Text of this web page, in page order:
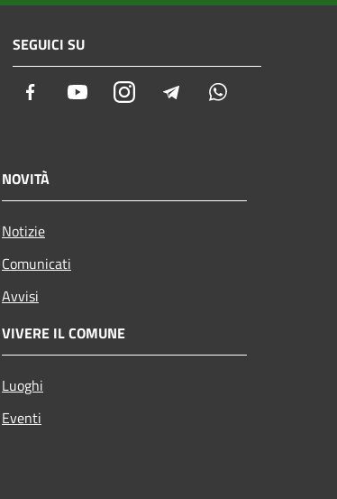
SEGUICI SU
Facebook YoutubeInstagramTelegram
NOVITÀ
Notizie
Comunicati
Avvisi
VIVERE IL COMUNE
Luoghi
Eventi